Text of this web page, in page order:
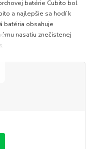
batérie Cubito bol
a najlepšie sa hodí k
batéria obsahuje
nasatiu znečistenej